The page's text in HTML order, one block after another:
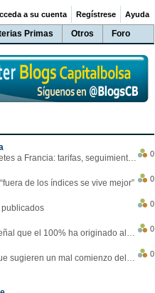
Primas Otros Foro
a su cuenta Regístrese Ayuda
Enviar paquetes a Francia: tarifas, seguimiento y ventajas destacadas
0
de los índices se vive mejor”
0
0
Se da una señal que el 100% ha originado alzas en las bolsas
0
4 Señales que sugieren un mal comienzo del 3T de la economía EEUU
0